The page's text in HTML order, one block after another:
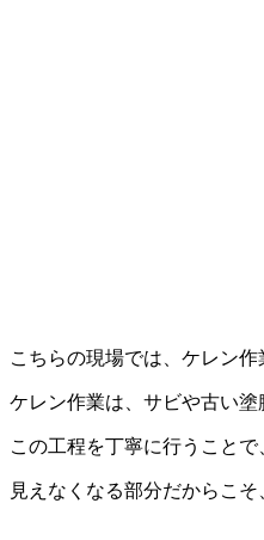
こちらの現場では、ケレン作
ケレン作業は、サビや古い塗
この工程を丁寧に行うこと
見えなくなる部分だからこ